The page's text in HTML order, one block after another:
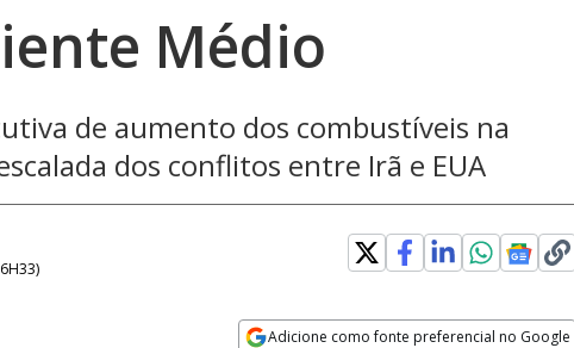
Médio
de aumento dos combustíveis na
dos conflitos entre Irã e EUA
)
Adicione como fonte preferencial no Google